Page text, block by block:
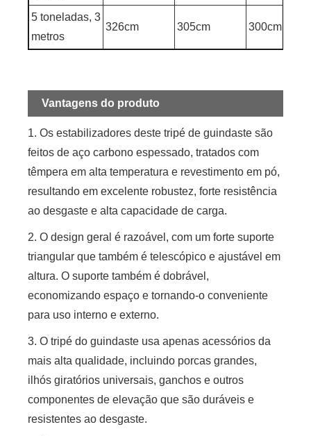
5 toneladas, 3
metros
326cm 305cm 300cm
Vantagens do produto
1. Os estabilizadores deste tripé de guindaste são
feitos de aço carbono espessado, tratados com
têmpera em alta temperatura e revestimento em pó,
resultando em excelente robustez, forte resistência
ao desgaste e alta capacidade de carga.
2. O design geral é razoável, com um forte suporte
triangular que também é telescópico e ajustável em
altura. O suporte também é dobrável,
economizando espaço e tornando-o conveniente
para uso interno e externo.
3. O tripé do guindaste usa apenas acessórios da
mais alta qualidade, incluindo porcas grandes,
ilhós giratórios universais, ganchos e outros
componentes de elevação que são duráveis ​​e
resistentes ao desgaste.